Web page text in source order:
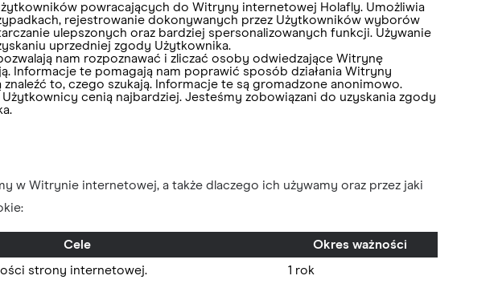
powracających do Witryny internetowej Holafly. Umożliwia
rejestrowanie dokonywanych przez Użytkowników wyborów
ulepszonych oraz bardziej spersonalizowanych funkcji. Używanie
uprzedniej zgody Użytkownika.
nam rozpoznawać i zliczać osoby odwiedzające Witrynę
Informacje te pomagają nam poprawić sposób działania Witryny
to, czego szukają. Informacje te są gromadzone anonimowo.
cenią najbardziej. Jesteśmy zobowiązani do uzyskania zgody
w Witrynie internetowej, a także dlaczego ich używamy oraz przez jaki
Cele
Okres ważności
strony internetowej. 1 rok